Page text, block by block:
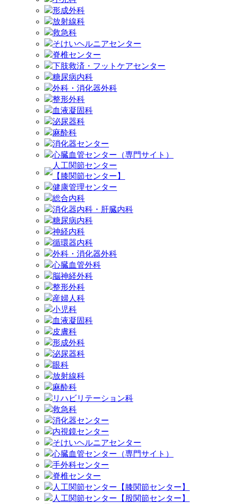
形成外科
放射線科
救急科
そけいヘルニアセンター
脊椎センター
下肢救済・フットケアセンター
糖尿病内科
外科・消化器外科
整形外科
血液凝固科
泌尿器科
麻酔科
消化器センター
心臓血管センター（専門サイト）
人工関節センター
【膝関節センター】
健康管理センター
総合内科
消化器内科・肝臓内科
糖尿病内科
神経内科
循環器内科
外科・消化器外科
心臓血管外科
脳神経外科
整形外科
産婦人科
小児科
血液凝固科
皮膚科
形成外科
泌尿器科
眼科
放射線科
麻酔科
リハビリテーション科
救急科
消化器センター
内視鏡センター
そけいヘルニアセンター
心臓血管センター（専門サイト）
手外科センター
脊椎センター
人工関節センター【膝関節センター】
人工関節センター【股関節センター】